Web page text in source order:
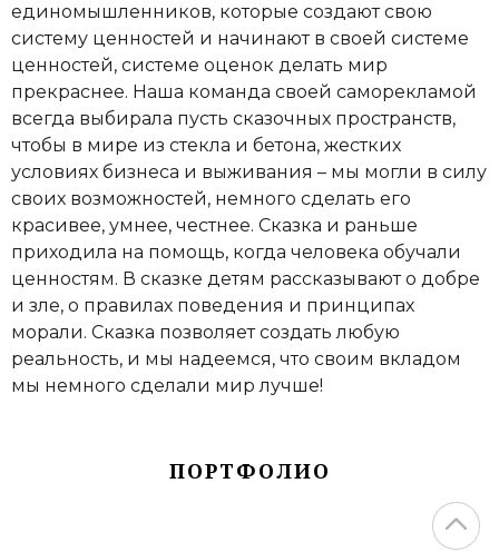
ПОРТФОЛИО
единомышленников, которые создают свою
систему ценностей и начинают в своей системе
ценностей, системе оценок делать мир
прекраснее. Наша команда своей саморекламой
всегда выбирала пусть сказочных пространств,
чтобы в мире из стекла и бетона, жестких
условиях бизнеса и выживания – мы могли в силу
своих возможностей, немного сделать его
красивее, умнее, честнее. Сказка и раньше
приходила на помощь, когда человека обучали
ценностям. В сказке детям рассказывают о добре
и зле, о правилах поведения и принципах
морали. Сказка позволяет создать любую
реальность, и мы надеемся, что своим вкладом
мы немного сделали мир лучше!